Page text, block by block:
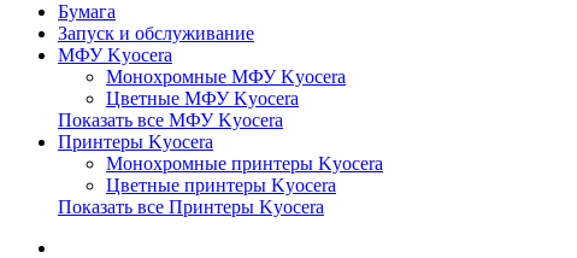
Бумага
Запуск и обслуживание
МФУ Kyocera
Монохромные МФУ Kyocera
Цветные МФУ Kyocera
Показать все МФУ Kyocera
Принтеры Kyocera
Монохромные принтеры Kyocera
Цветные принтеры Kyocera
Показать все Принтеры Kyocera